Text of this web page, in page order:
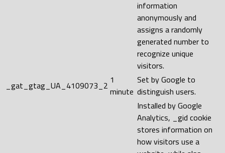
information
anonymously and
assigns a randomly
generated number to
recognize unique
visitors.
_gat_gtag_UA_4109073_2 1
minute
Set by Google to
distinguish users.
Installed by Google
Analytics, _gid cookie
stores information on
how visitors use a